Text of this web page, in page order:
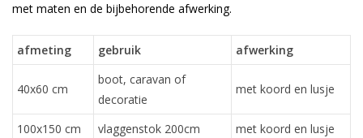
met maten en de bijbehorende afwerking.
afmeting gebruik afwerking
40x60 cm
boot, caravan of
decoratie
met koord en lusje
100x150 cm vlaggenstok 200cm
met koord en lusje